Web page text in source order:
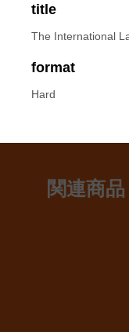
title
The International
format
Hard
関連商品